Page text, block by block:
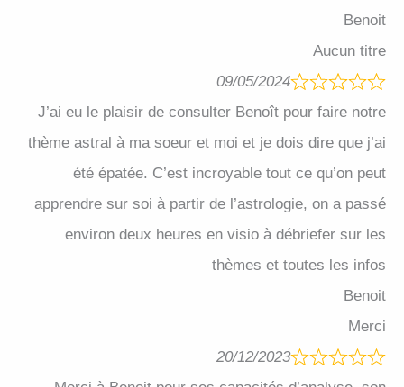
Benoit
Aucun titre
09/05/2024
J’ai eu le plaisir de consulter Benoît pour faire notre
thème astral à ma soeur et moi et je dois dire que j’ai
été épatée. C’est incroyable tout ce qu’on peut
apprendre sur soi à partir de l’astrologie, on a passé
environ deux heures en visio à débriefer sur les
thèmes et toutes les infos
Benoit
Merci
20/12/2023